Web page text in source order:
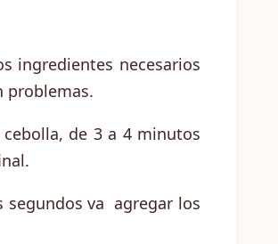
ingredientes necesarios
problemas.
de 3 a 4 minutos
segundos va agregar los